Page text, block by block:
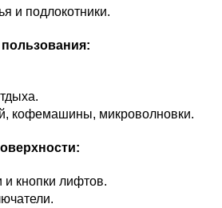
и подлокотники.
кофемашины, микроволновки.
кнопки лифтов.